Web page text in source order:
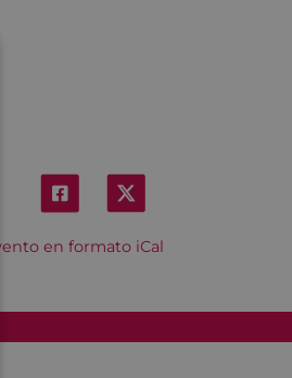
en formato iCal